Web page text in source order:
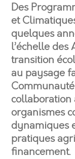
Des
et
quelques
l’échelle
transition
au paysage
collaboration
organismes
dynamiques
pratiques
financement.